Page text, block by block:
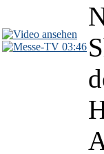
03:46